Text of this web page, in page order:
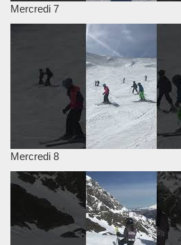
Mercredi 7
Mercredi 8